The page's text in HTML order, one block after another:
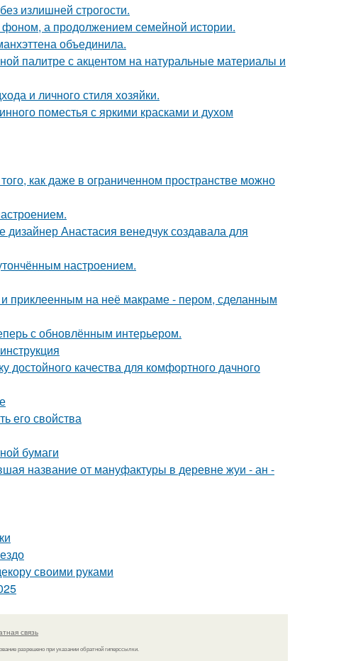
излишней строгости.
а продолжением семейной истории.
объединила.
палитре с акцентом на натуральные материалы и
и личного стиля хозяйки.
поместья с яркими красками и духом
как даже в ограниченном пространстве можно
дизайнер Анастасия венедчук создавала для
настроением.
приклеенным на неё макраме - пером, сделанным
с обновлённым интерьером.
достойного качества для комфортного дачного
его свойства
бумаги
название от мануфактуры в деревне жуи - ан -
своими руками
связь
разрешено при указании обратной гиперссылки.